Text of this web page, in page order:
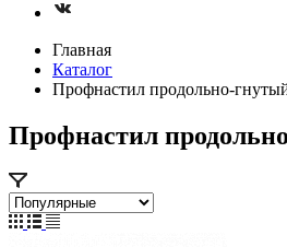
Главная
Каталог
Профнастил продольно-
Профнастил